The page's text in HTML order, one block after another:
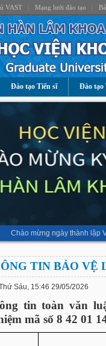
VAST Mạng lưới đào tạo
Đào tạo Tiến sĩ Đào tạo
Chào mừng ngày thành lập
TIN BẢO VỆ
Sáu, 15:46 29/05/2026
tin toàn văn
mã số 8 42 01